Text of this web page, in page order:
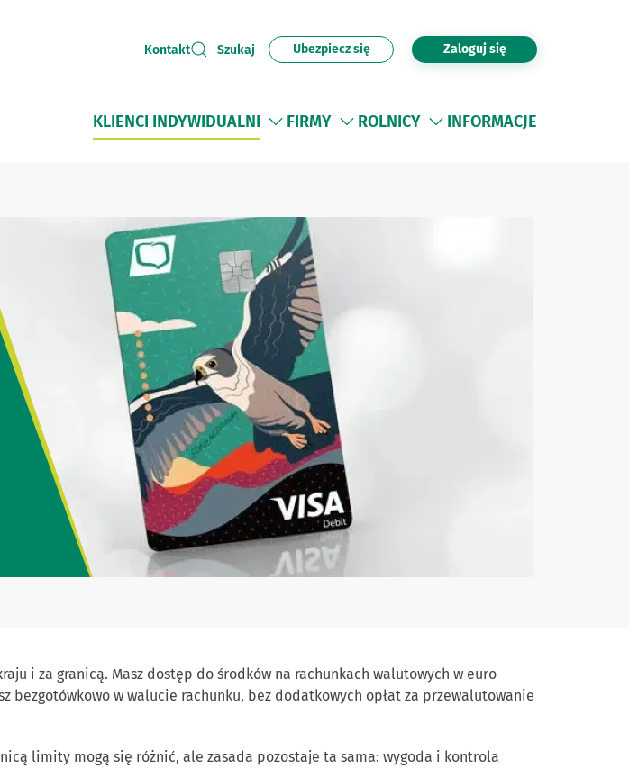
Kontakt Szukaj Ubezpiecz się Zaloguj się
KLIENCI INDYWIDUALNI FIRMY ROLNICY INFORMACJE
i za granicą. Masz dostęp do środków na rachunkach walutowych w euro
bezgotówkowo w walucie rachunku, bez dodatkowych opłat za przewalutowanie
limity mogą się różnić, ale zasada pozostaje ta sama: wygoda i kontrola